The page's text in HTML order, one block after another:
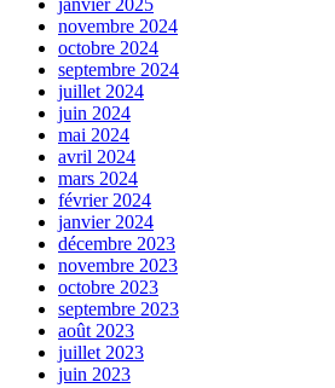
janvier 2025
novembre 2024
octobre 2024
septembre 2024
juillet 2024
juin 2024
mai 2024
avril 2024
mars 2024
février 2024
janvier 2024
décembre 2023
novembre 2023
octobre 2023
septembre 2023
août 2023
juillet 2023
juin 2023